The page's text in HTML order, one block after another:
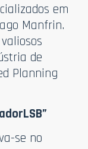
em
Manfrin.
de
Planning
se no